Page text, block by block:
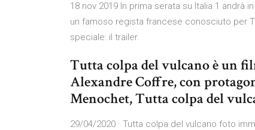
18 nov 2019 In prima serata su Italia 1 andrà
un famoso regista francese conosciuto per
speciale: il trailer.
Tutta colpa del vulcano è un
Alexandre Coffre, con
Menochet, Tutta colpa del
29/04/2020 · Tutta colpa del vulcano foto